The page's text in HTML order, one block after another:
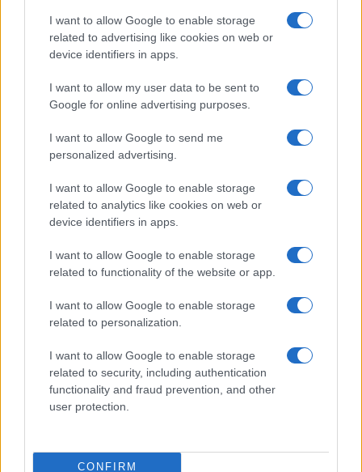
I want to allow Google to enable storage
related to advertising like cookies on web or
device identifiers in apps.
I want to allow my user data to be sent to
Google for online advertising purposes.
I want to allow Google to send me
personalized advertising.
I want to allow Google to enable storage
related to analytics like cookies on web or
device identifiers in apps.
I want to allow Google to enable storage
related to functionality of the website or app.
I want to allow Google to enable storage
related to personalization.
I want to allow Google to enable storage
related to security, including authentication
functionality and fraud prevention, and other
user protection.
CONFIRM
ΖΩΔΙΑ
06/08/26 - 23:52
Ζώδια: Οι αστρολογικές προβλέψεις για την Παρασκευή
SPORTS
06/08/26 - 23:52
ΠΑΟΚ - Άντερλεχτ 0-1: Σοκαρίστηκε αλλά μπορεί!!
ΕΛΛΑΔΑ
Χανιά: ΕΔΕ για την 75χρονη που έφυγε από το Αστυνομικό
Τμήμα και βρέθηκε νεκρή
ΔΙΕΘΝΗ
Οι «μαύρες χήρες» της Ρωσίας εν καιρώ πολέμου:
Παντρεύονται νεοσύλλεκτους για να εισπράξουν
ΔΙΕΘΝΗ
Γερμανία: Νέο δημοσκοπικό ρεκόρ για το ακροδεξιό AfD
και βαριά φθορά για τον Μερτς
ΤΟΥΡΚΙΑ
06/08/26 - 22:47
διαδρομές